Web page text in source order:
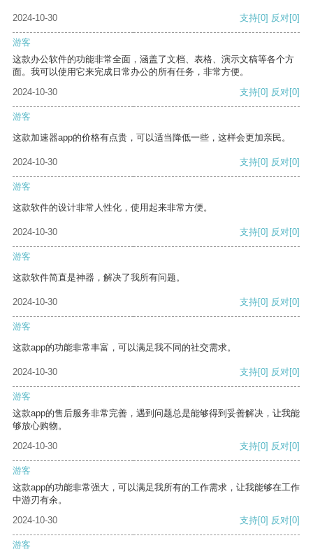
2024-10-30 支持[0] 反对[0]
游客
这款办公软件的功能非常全面，涵盖了文档、表格、演示文稿等各个方
面。我可以使用它来完成日常办公的所有任务，非常方便。
2024-10-30
支持[0] 反对[0]
游客
这款加速器app的价格有点贵，可以适当降低一些，这样会更加亲民。
2024-10-30 支持[0] 反对[0]
游客
这款软件的设计非常人性化，使用起来非常方便。
2024-10-30 支持[0] 反对[0]
游客
这款软件简直是神器，解决了我所有问题。
2024-10-30 支持[0] 反对[0]
游客
这款app的功能非常丰富，可以满足我不同的社交需求。
2024-10-30 支持[0] 反对[0]
游客
这款app的售后服务非常完善，遇到问题总是能够得到妥善解决，让我能
够放心购物。
2024-10-30
支持[0] 反对[0]
游客
这款app的功能非常强大，可以满足我所有的工作需求，让我能够在工作
中游刃有余。
2024-10-30
支持[0] 反对[0]
游客